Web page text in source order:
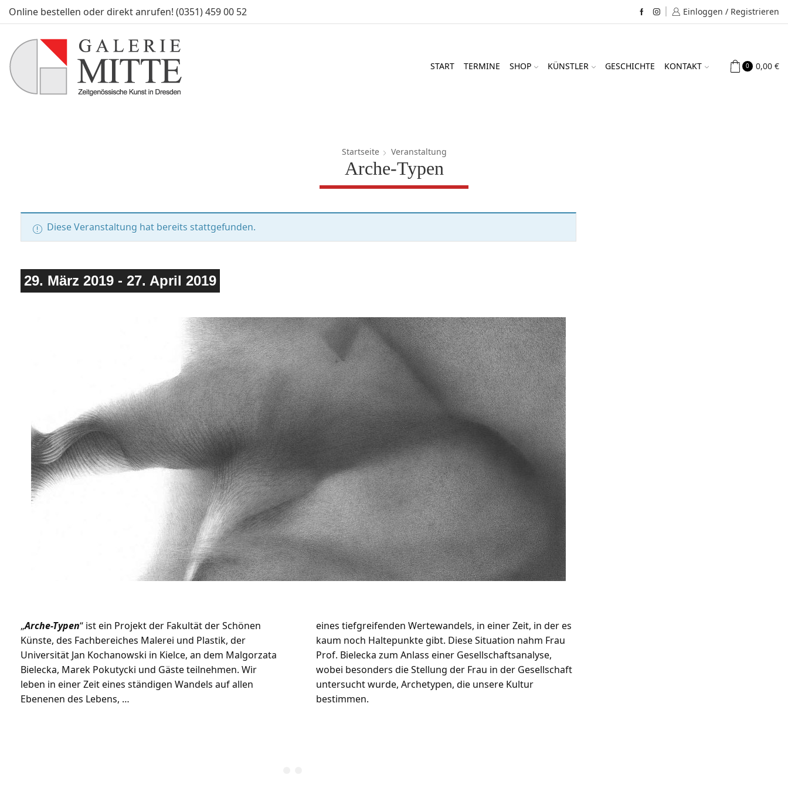
Online bestellen oder direkt anrufen! (0351) 459 00 52 FacebookInstagramEinloggen / Registrieren
START TERMINE SHOP KÜNSTLER GESCHICHTE KONTAKT 0 0,00 €
Startseite Veranstaltung
Arche-Typen
Diese Veranstaltung hat bereits stattgefunden.
29. März 2019- 27. April 2019
„Arche-Typen“ ist ein Projekt der Fakultät der Schönen
Künste, des Fachbereiches Malerei und Plastik, der
Universität Jan Kochanowski in Kielce, an dem Malgorzata
Bielecka, Marek Pokutycki und Gäste teilnehmen. Wir
leben in einer Zeit eines ständigen Wandels auf allen
Ebenenen des Lebens, …
eines tiefgreifenden Wertewandels, in einer Zeit, in der es
kaum noch Haltepunkte gibt. Diese Situation nahm Frau
Prof. Bielecka zum Anlass einer Gesellschaftsanalyse,
wobei besonders die Stellung der Frau in der Gesellschaft
untersucht wurde, Archetypen, die unsere Kultur
bestimmen.